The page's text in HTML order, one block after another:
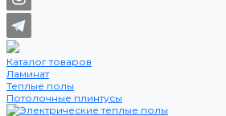
Каталог товаров
Ламинат
Теплые полы
Потолочные плинтусы